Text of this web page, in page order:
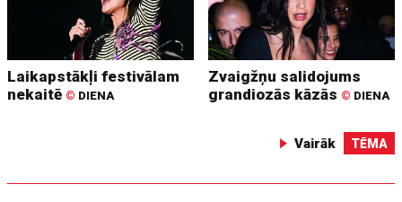
Laikapstākļi festivālam
nekaitē © DIENA
Zvaigžņu salidojums
grandiozās kāzās © DIENA
Vairāk TĒMA